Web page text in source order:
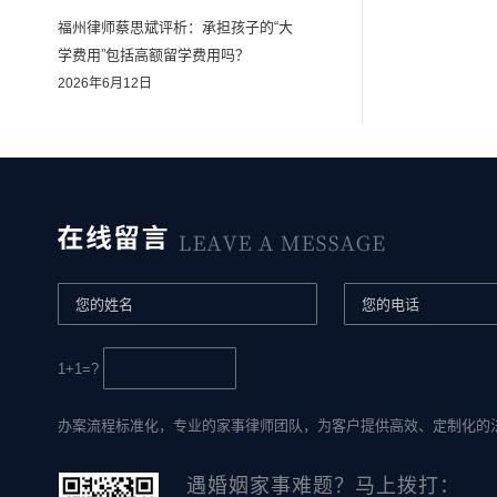
福州律师蔡思斌评析：承担孩子的“大
学费用”包括高额留学费用吗？
2026年6月12日
1+1=?
办案流程标准化，专业的家事律师团队，为客户提供高效、定制化的
遇婚姻家事难题？马上拨打：